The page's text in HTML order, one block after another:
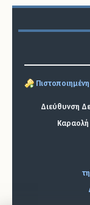
Διεύθυνση